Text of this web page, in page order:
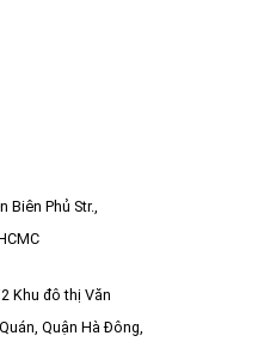
Biên Phủ Str.,
Khu đô thị Văn
Quận Hà Đông,